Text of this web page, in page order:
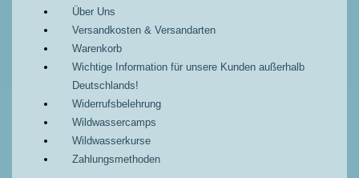
Über Uns
Versandkosten & Versandarten
Warenkorb
Wichtige Information für unsere Kunden außerhalb
Deutschlands!
Widerrufsbelehrung
Wildwassercamps
Wildwasserkurse
Zahlungsmethoden